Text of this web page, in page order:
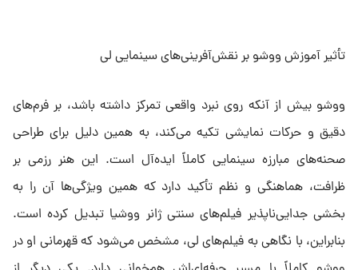
تأثیر آموزش ووشو بر نقش‌آفرینی‌های سینمایی لی
ووشو بیش از آنکه روی نبرد واقعی تمرکز داشته باشد، بر فرم‌های
دقیق و حرکات نمایشی تکیه می‌کند، به همین دلیل برای طراحی
صحنه‌های مبارزه سینمایی کاملاً ایده‌آل است. این هنر رزمی بر
ظرافت، هماهنگی و نظم تأکید دارد که همین ویژگی‌ها آن را به
بخشی جدایی‌ناپذیر فیلم‌های سنتی ژانر ووشیا تبدیل کرده است.
بنابراین، با نگاهی به فیلم‌های لی، مشخص می‌شود که قهرمانی او در